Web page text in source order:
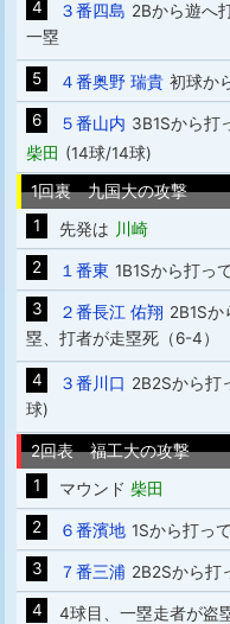
4
３番四島 2Bから遊へ
一塁
5 ４番奥野 瑞貴 初球か
6
５番山内 3B1Sから
柴田 (14球/14球)
1回裏 九国大の攻撃
1
先発は 川崎
2
１番東 1B1Sから打
3
２番長江 佑翔 2B1S
塁、打者が走塁死（6-4
4 ３番川口 2B2Sから
球)
2回表 福工大の攻撃
1
マウンド 柴田
2
６番濱地 1Sから打っ
3
７番三浦 2B2Sから
4
4球目、一塁走者が